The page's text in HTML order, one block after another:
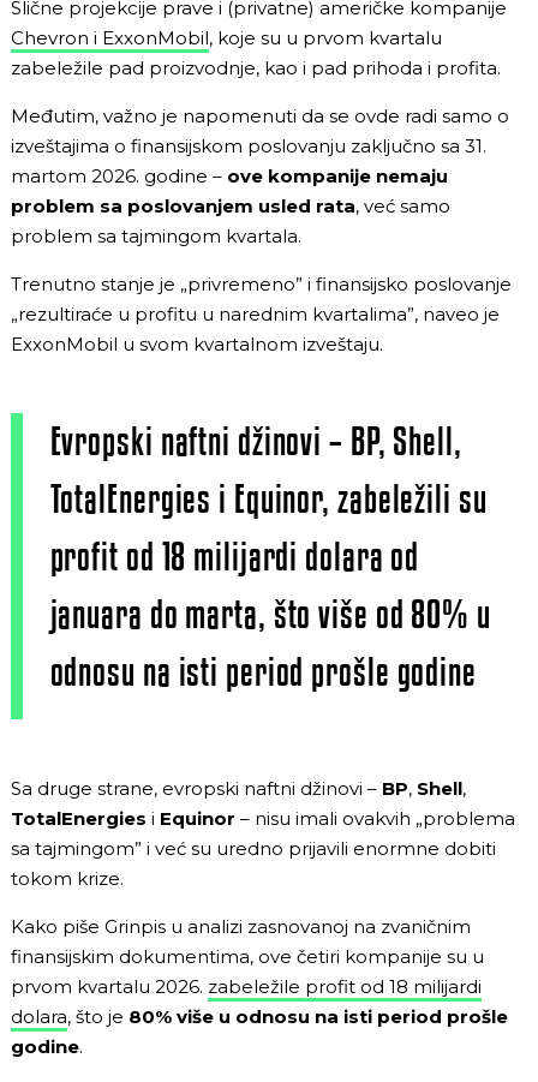
Slične projekcije prave i (privatne) američke kompanije
Chevron i ExxonMobil, koje su u prvom kvartalu
zabeležile pad proizvodnje, kao i pad prihoda i profita.
Međutim, važno je napomenuti da se ovde radi samo o
izveštajima o finansijskom poslovanju zaključno sa 31.
martom 2026. godine – ove kompanije nemaju
problem sa poslovanjem usled rata, već samo
problem sa tajmingom kvartala.
Trenutno stanje je „privremeno” i finansijsko poslovanje
„rezultiraće u profitu u narednim kvartalima”, naveo je
ExxonMobil u svom kvartalnom izveštaju.
Evropski naftni džinovi – BP, Shell,
TotalEnergies i Equinor, zabeležili su
profit od 18 milijardi dolara od
januara do marta, što više od 80% u
odnosu na isti period prošle godine
Sa druge strane, evropski naftni džinovi – BP, Shell,
TotalEnergies i Equinor – nisu imali ovakvih „problema
sa tajmingom” i već su uredno prijavili enormne dobiti
tokom krize.
Kako piše Grinpis u analizi zasnovanoj na zvaničnim
finansijskim dokumentima, ove četiri kompanije su u
prvom kvartalu 2026. zabeležile profit od 18 milijardi
dolara, što je 80% više u odnosu na isti period prošle
godine.